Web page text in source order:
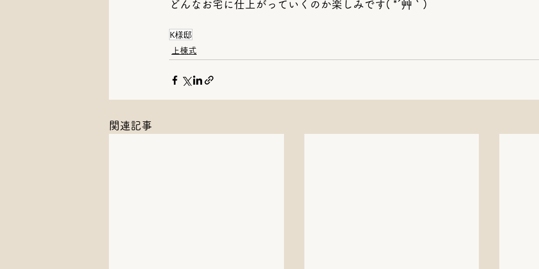
どんなお宅に仕上がっていくのか楽しみです( *´艸｀)
K様邸
上棟式
関連記事